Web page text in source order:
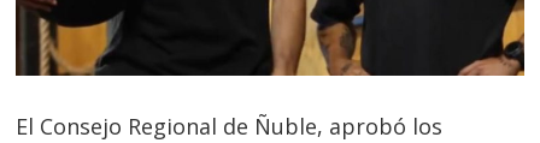
El Consejo Regional de Ñuble, aprobó los